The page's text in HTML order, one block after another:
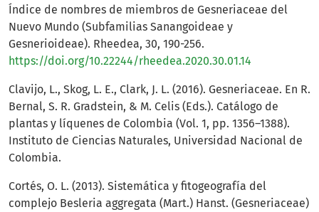
Índice de nombres de miembros de Gesneriaceae del
Nuevo Mundo (Subfamilias Sanangoideae y
Gesnerioideae). Rheedea, 30, 190-256.
https://doi.org/10.22244/rheedea.2020.30.01.14
Clavijo, L., Skog, L. E., Clark, J. L. (2016). Gesneriaceae. En R.
Bernal, S. R. Gradstein, & M. Celis (Eds.). Catálogo de
plantas y líquenes de Colombia (Vol. 1, pp. 1356–1388).
Instituto de Ciencias Naturales, Universidad Nacional de
Colombia.
Cortés, O. L. (2013). Sistemática y fitogeografía del
complejo Besleria aggregata (Mart.) Hanst. (Gesneriaceae)